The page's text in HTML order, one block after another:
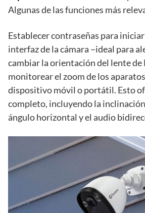
Algunas de las funciones más
Establecer contraseñas para
interfaz de la cámara –ideal para
cambiar la orientación del lente de
monitorear el zoom de los
dispositivo móvil o portátil. Esto
completo, incluyendo la
ángulo horizontal y el audio